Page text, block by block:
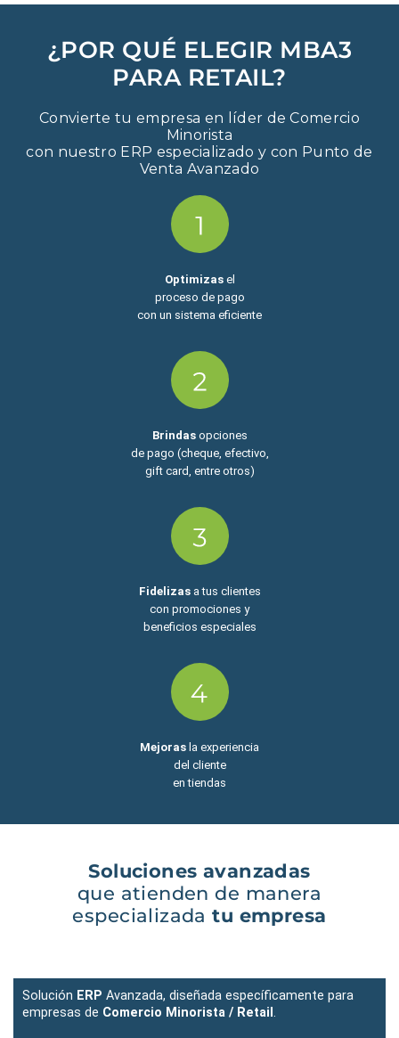
¿POR QUÉ ELEGIR MBA3
PARA RETAIL?
Convierte tu empresa en líder de Comercio
Minorista
con nuestro ERP especializado y con Punto de
Venta Avanzado
Optimizasel
proceso de pago
con un sistema eficiente
Brindasopciones
de pago (cheque, efectivo,
gift card, entre otros)
Fidelizasa tus clientes
con promociones y
beneficios especiales
Mejoras la experiencia
del cliente
en tiendas
Soluciones avanzadas
que atienden de manera
especializadatu empresa
Solución ERP Avanzada, diseñada específicamente para
empresas de Comercio Minorista / Retail .